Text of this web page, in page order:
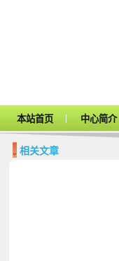
本站首页 | 中心简介
相关文章